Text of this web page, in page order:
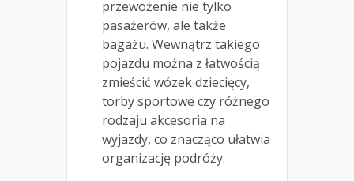
przewożenie nie tylko
pasażerów, ale także
bagażu. Wewnątrz takiego
pojazdu można z łatwością
zmieścić wózek dziecięcy,
torby sportowe czy różnego
rodzaju akcesoria na
wyjazdy, co znacząco ułatwia
organizację podróży.